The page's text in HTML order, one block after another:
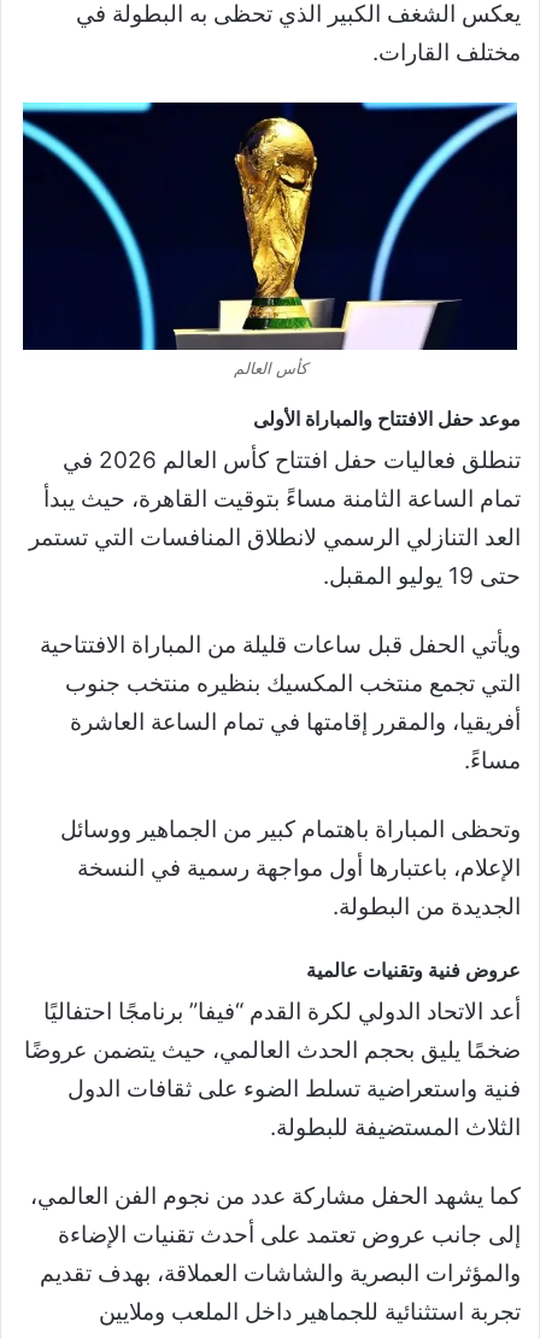
يعكس الشغف الكبير الذي تحظى به البطولة في
مختلف القارات.
كأس العالم
موعد حفل الافتتاح والمباراة الأولى
تنطلق فعاليات حفل افتتاح كأس العالم 2026 في
تمام الساعة الثامنة مساءً بتوقيت القاهرة، حيث يبدأ
العد التنازلي الرسمي لانطلاق المنافسات التي تستمر
حتى 19 يوليو المقبل.
ويأتي الحفل قبل ساعات قليلة من المباراة الافتتاحية
التي تجمع منتخب المكسيك بنظيره منتخب جنوب
أفريقيا، والمقرر إقامتها في تمام الساعة العاشرة
مساءً.
وتحظى المباراة باهتمام كبير من الجماهير ووسائل
الإعلام، باعتبارها أول مواجهة رسمية في النسخة
الجديدة من البطولة.
عروض فنية وتقنيات عالمية
أعد الاتحاد الدولي لكرة القدم “فيفا” برنامجًا احتفاليًا
ضخمًا يليق بحجم الحدث العالمي، حيث يتضمن عروضًا
فنية واستعراضية تسلط الضوء على ثقافات الدول
الثلاث المستضيفة للبطولة.
كما يشهد الحفل مشاركة عدد من نجوم الفن العالمي،
إلى جانب عروض تعتمد على أحدث تقنيات الإضاءة
والمؤثرات البصرية والشاشات العملاقة، بهدف تقديم
تجربة استثنائية للجماهير داخل الملعب وملايين